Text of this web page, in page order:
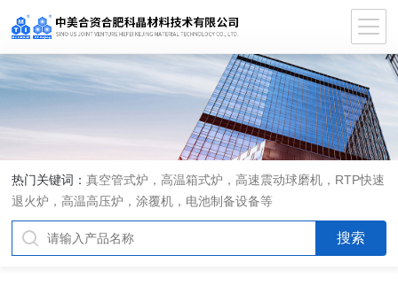
热门关键词：真空管式炉，高温箱式炉，高速震动球磨机，RTP快速
退火炉，高温高压炉，涂覆机，电池制备设备等